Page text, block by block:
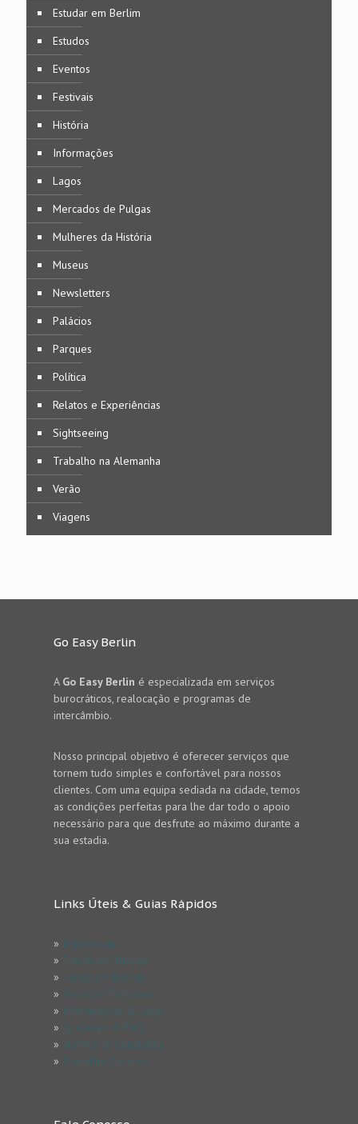
Estudar em Berlim
Estudos
Eventos
Festivais
História
Informações
Lagos
Mercados de Pulgas
Mulheres da História
Museus
Newsletters
Palácios
Parques
Política
Relatos e Experiências
Sightseeing
Trabalho na Alemanha
Verão
Viagens
Go Easy Berlin
A Go Easy Berlin é especializada em serviços
burocráticos, realocação e programas de
intercâmbio.
Nosso principal objetivo é oferecer serviços que
tornem tudo simples e confortável para nossos
clientes. Com uma equipa sediada na cidade, temos
as condições perfeitas para lhe dar todo o apoio
necessário para que desfrute ao máximo durante a
sua estadia.
Links Úteis & Guias Rápidos
»
»
»
»
»
»
»
»